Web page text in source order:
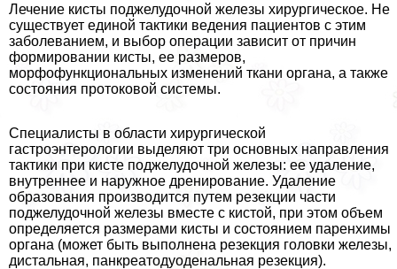
Лечение кисты поджелудочной железы хирургическое. Не
существует единой тактики ведения пациентов с этим
заболеванием, и выбор операции зависит от причин
формировании кисты, ее размеров,
морфофункциональных изменений ткани органа, а также
состояния протоковой системы.
Специалисты в области хирургической
гастроэнтерологии выделяют три основных направления
тактики при кисте поджелудочной железы: ее удаление,
внутреннее и наружное дренирование. Удаление
образования производится путем резекции части
поджелудочной железы вместе с кистой, при этом объем
определяется размерами кисты и состоянием паренхимы
органа (может быть выполнена резекция головки железы,
дистальная, панкреатодуоденальная резекция).